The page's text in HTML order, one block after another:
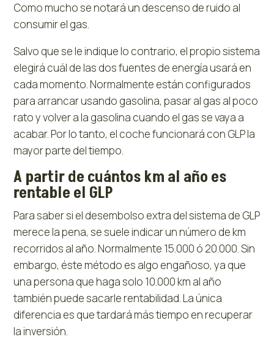
Como mucho se notará un descenso de ruido al
consumir el gas.
Salvo que se le indique lo contrario, el propio sistema
elegirá cuál de las dos fuentes de energía usará en
cada momento. Normalmente están configurados
para arrancar usando gasolina, pasar al gas al poco
rato y volver a la gasolina cuando el gas se vaya a
acabar. Por lo tanto, el coche funcionará con GLP la
mayor parte del tiempo.
A partir de cuántos km al año es
rentable el GLP
Para saber si el desembolso extra del sistema de GLP
merece la pena, se suele indicar un número de km
recorridos al año. Normalmente 15.000 ó 20.000. Sin
embargo, éste método es algo engañoso, ya que
una persona que haga solo 10.000 km al año
también puede sacarle rentabilidad. La única
diferencia es que tardará más tiempo en recuperar
la inversión.